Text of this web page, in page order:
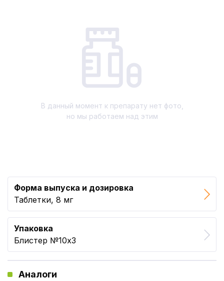
В данный момент к препарату нет фото,
но мы работаем над этим
Форма выпуска и дозировка
Таблетки, 8 мг
Упаковка
Блистер №10x3
Аналоги